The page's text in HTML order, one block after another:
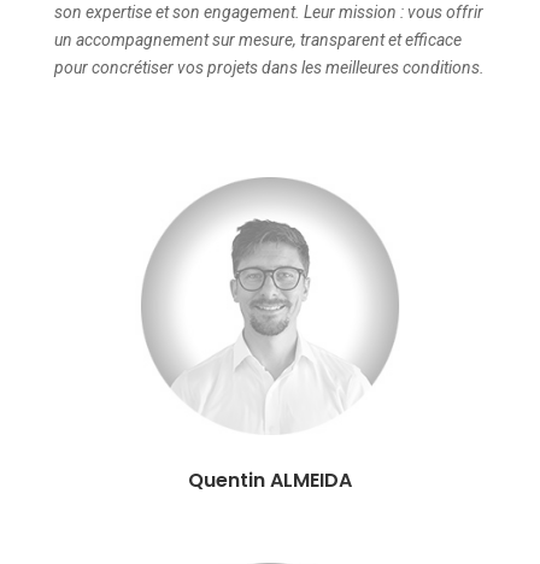
son expertise et son engagement. Leur mission : vous offrir
un accompagnement sur mesure, transparent et efficace
pour concrétiser vos projets dans les meilleures conditions.
Quentin ALMEIDA